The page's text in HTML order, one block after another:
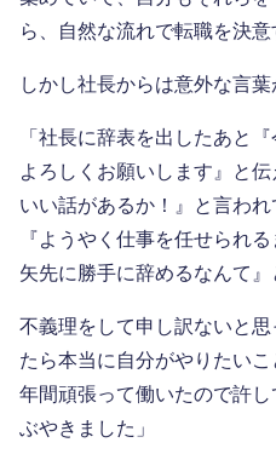
ら、自然な流れで転職を決意
しかし社長からは意外な言
「社長に辞表を出したあと
よろしくお願いします』と
いい話があるか！』と言われ
『ようやく仕事を任せられ
矢先に勝手に辞めるなんて』
不義理をして申し訳ないと
たら本当に自分がやりたい
年間頑張って働いたので許
ぶやきました」